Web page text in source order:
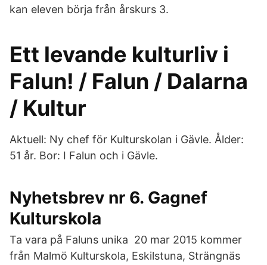
kan eleven börja från årskurs 3.
Ett levande kulturliv i
Falun! / Falun / Dalarna
/ Kultur
Aktuell: Ny chef för Kulturskolan i Gävle. Ålder:
51 år. Bor: I Falun och i Gävle.
Nyhetsbrev nr 6. Gagnef
Kulturskola
Ta vara på Faluns unika 20 mar 2015 kommer
från Malmö Kulturskola, Eskilstuna, Strängnäs